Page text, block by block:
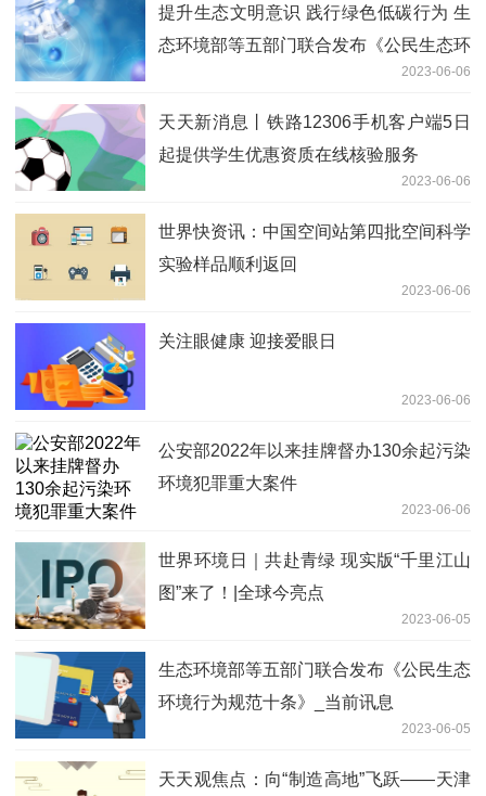
提升生态文明意识 践行绿色低碳行为 生
态环境部等五部门联合发布《公民生态环
2023-06-06
天天新消息丨铁路12306手机客户端5日
起提供学生优惠资质在线核验服务
2023-06-06
世界快资讯：中国空间站第四批空间科学
实验样品顺利返回
2023-06-06
关注眼健康 迎接爱眼日
2023-06-06
公安部2022年以来挂牌督办130余起污染
环境犯罪重大案件
2023-06-06
世界环境日｜共赴青绿 现实版“千里江山
图”来了！|全球今亮点
2023-06-05
生态环境部等五部门联合发布《公民生态
环境行为规范十条》_当前讯息
2023-06-05
天天观焦点：向“制造高地”飞跃——天津